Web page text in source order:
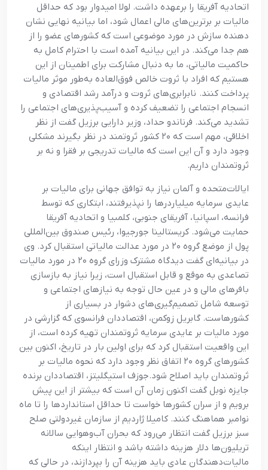
اتحادیه آفریقا را برعهده داشت. لولا امیدوار بود که حداقل
مالیات بر برترین‌های مالی اعمال شود، اما بیانیه نهایی نشان
دهنده سازش در مورد موضوعی است که کشورهای عضو را از
هم جدا می‌کند. در این بیانیه آمده است با احترام کامل به
حاکمیت مالیاتی، ما به دنبال مشارکت برای اطمینان از این
هستیم که افراد با ثروت خالص فوق‌العاده به‌طور موثر مالیات
پرداخت کنند. نابرابری‌های ثروت و درآمد رشد اقتصادی و
انسجام اجتماعی را تضعیف کرده و آسیب‌پذیری‌های اجتماعی را
تشدید می‌کند. فرناندو حداد، وزیر دارایی برزیل گفت از نظر
اخلاقی، مهم است که ۲۰ کشور ثروتمند در نظر بگیرند مشکلی
وجود دارد و آن این است که مالیات تدریجی بر فقرا و نه بر
ثروتمندان داریم.
ایالات‌متحده و آلمان نیاز به توافق جهانی برای مالیات بر
عایدی سرمایه میلیاردرها را نپذیرفتند، ابتکاری که توسط
فرانسه، اسپانیا، آفریقای جنوبی، کلمبیا و اتحادیه آفریقا
حمایت می‌شود. کریستالینا جورجیوا، رئیس صندوق بین‌المللی
پول از موضع گروه ۲۰ در مورد عدالت مالیاتی استقبال کرد. وی
در بیانیه‌ای گفت دیدگاه مشترک وزرای گروه ۲۰ در مورد مالیات
تصاعدی به موقع و قابل استقبال است، زیرا نیاز به بازسازی
بافرهای مالی و در عین حال توجه به نیازهای اجتماعی و
توسعه شامل تصمیم‌گیری‌های دشوار در بسیاری از
کشورهاست. گابریل زوکمن، اقتصاددان فرانسوی که گزارشی در
مورد مالیات بر عایدی سرمایه ثروتمندان تهیه کرده است، از
این واقعیت استقبال کرد که برای اولین بار در تاریخ، اکنون بین
کشورهای گروه ۲۰ اتفاق نظر وجود دارد که نحوه مالیات بر
ثروتمندان باید اصلاح شود.جوزف استیگلیتز، اقتصاددان برنده
جایزه نوبل گفت اکنون زمان آن است که بیشتر از این پیش
برویم و از سران کشورها خواست تا حداقل استانداردها را تا ماه
نوامبر هماهنگ کنند. کامیلا ژاردیم از سازمان غیردولتی صلح
سبز برزیل گفت انتظار می‌رود که بحران آب‌وهوایی سالانه
تریلیون‌ها دلار هزینه داشته باشد و انتظار اینکه
مالیات‌دهندگان عادی باید هزینه آن را بپردازند، در حالی که